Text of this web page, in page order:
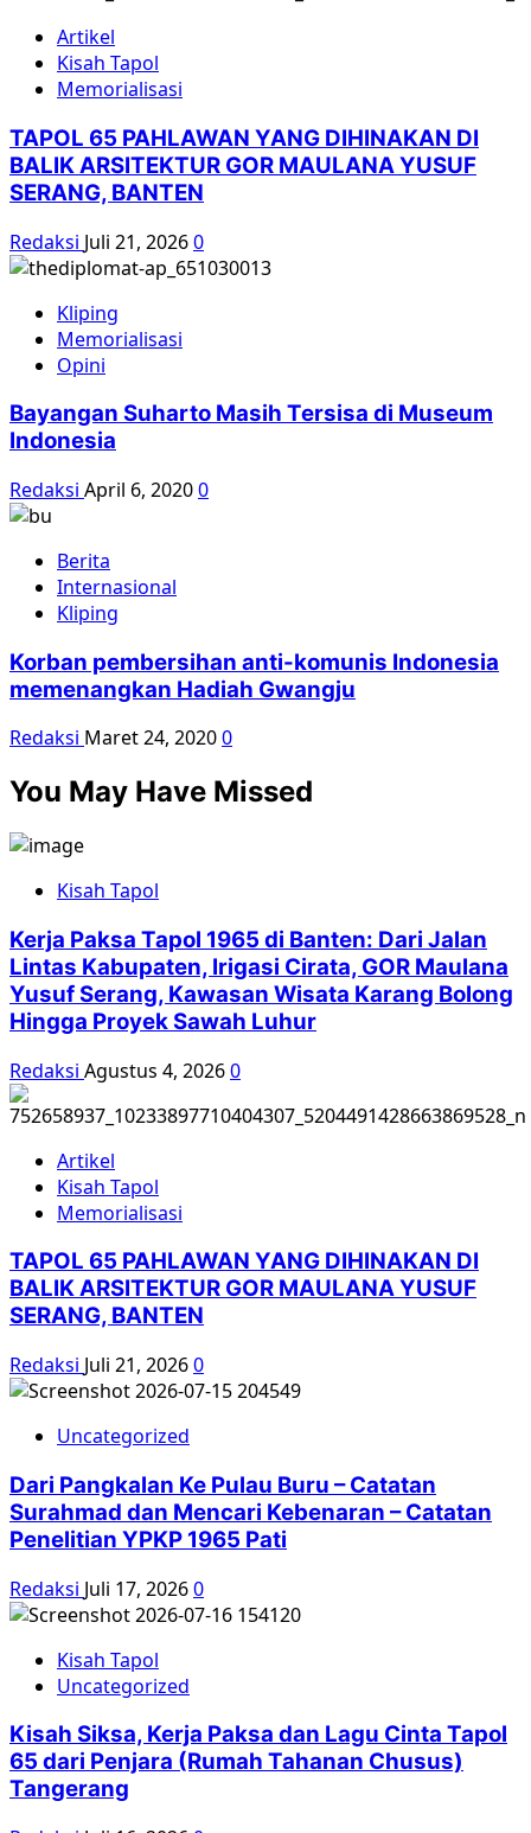
Artikel
Kisah Tapol
Memorialisasi
TAPOL 65 PAHLAWAN YANG DIHINAKAN DI
BALIK ARSITEKTUR GOR MAULANA YUSUF
SERANG, BANTEN
Redaksi Juli 21, 20260
Kliping
Memorialisasi
Opini
Bayangan Suharto Masih Tersisa di Museum
Indonesia
Redaksi April 6, 20200
Berita
Internasional
Kliping
Korban pembersihan anti-komunis Indonesia
memenangkan Hadiah Gwangju
Redaksi Maret 24, 20200
You May Have Missed
Kisah Tapol
Kerja Paksa Tapol 1965 di Banten: Dari Jalan
Lintas Kabupaten, Irigasi Cirata, GOR Maulana
Yusuf Serang, Kawasan Wisata Karang Bolong
Hingga Proyek Sawah Luhur
Redaksi Agustus 4, 20260
Artikel
Kisah Tapol
Memorialisasi
TAPOL 65 PAHLAWAN YANG DIHINAKAN DI
BALIK ARSITEKTUR GOR MAULANA YUSUF
SERANG, BANTEN
Redaksi Juli 21, 20260
Uncategorized
Dari Pangkalan Ke Pulau Buru – Catatan
Surahmad dan Mencari Kebenaran – Catatan
Penelitian YPKP 1965 Pati
Redaksi Juli 17, 20260
Kisah Tapol
Uncategorized
Kisah Siksa, Kerja Paksa dan Lagu Cinta Tapol
65 dari Penjara (Rumah Tahanan Chusus)
Tangerang